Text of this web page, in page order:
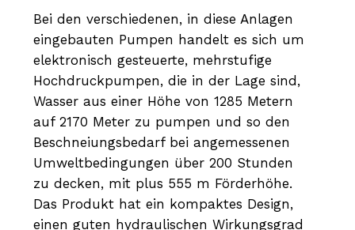
Bei den verschiedenen, in diese Anlagen
eingebauten Pumpen handelt es sich um
elektronisch gesteuerte, mehrstufige
Hochdruckpumpen, die in der Lage sind,
Wasser aus einer Höhe von 1285 Metern
auf 2170 Meter zu pumpen und so den
Beschneiungsbedarf bei angemessenen
Umweltbedingungen über 200 Stunden
zu decken, mit plus 555 m Förderhöhe.
Das Produkt hat ein kompaktes Design,
einen guten hydraulischen Wirkungsgrad